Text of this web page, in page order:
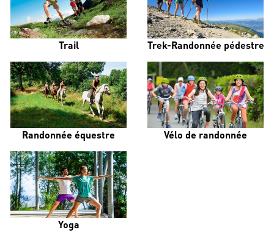
Trail Trek-Randonnée pédestre
Randonnée équestre Vélo de randonnée
Yoga